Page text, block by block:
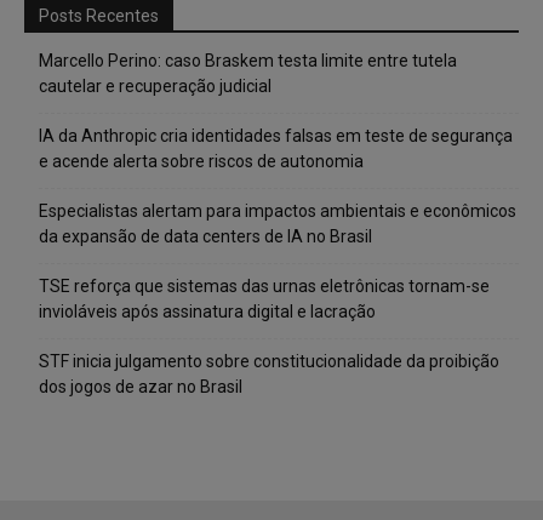
Posts Recentes
Marcello Perino: caso Braskem testa limite entre tutela
cautelar e recuperação judicial
IA da Anthropic cria identidades falsas em teste de segurança
e acende alerta sobre riscos de autonomia
Especialistas alertam para impactos ambientais e econômicos
da expansão de data centers de IA no Brasil
TSE reforça que sistemas das urnas eletrônicas tornam-se
invioláveis após assinatura digital e lacração
STF inicia julgamento sobre constitucionalidade da proibição
dos jogos de azar no Brasil